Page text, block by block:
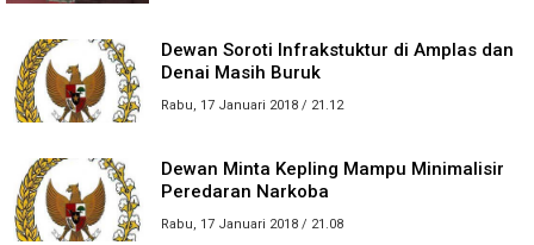
Dewan Soroti Infrakstuktur di Amplas dan
Denai Masih Buruk
Rabu, 17 Januari 2018 / 21.12
Dewan Minta Kepling Mampu Minimalisir
Peredaran Narkoba
Rabu, 17 Januari 2018 / 21.08